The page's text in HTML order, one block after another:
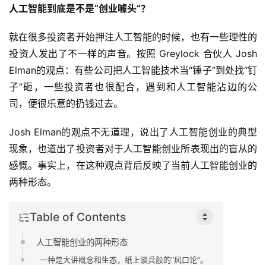
人工智能到底是不是“创业噱头”？
就在很多投资者开始押注人工智能的时候，也有一些理性的
投资人发出了不一样的声音。按照 Greylock 合伙人 Josh
Elman的观点：有些公司把人工智能技术当“锤子”到处找“钉
子”砸，一些投资者也很配合，遇到和人工智能沾边的公
司，便很乐意的扔钱过去。
Josh Elman的观点不无道理，说出了人工智能创业的典型
现象，也道出了投资者对于人工智能创业所表现出的盲从的
感慨。事实上，在这种观点背后反映了当前人工智能创业的
两种形态。
Table of Contents
人工智能创业的两种形态
一种是大讲概念和生态，纸上谈兵般的“风口论”。